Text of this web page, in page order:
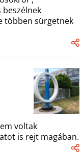
beszélnek
többen sürgetnek
voltak
is rejt magában.